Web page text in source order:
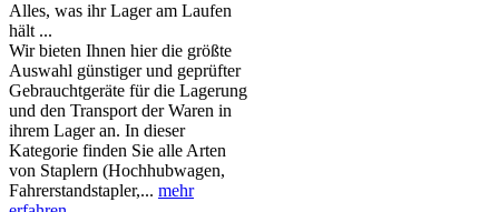
Alles, was ihr Lager am Laufen
hält ...
Wir bieten Ihnen hier die größte
Auswahl günstiger und geprüfter
Gebrauchtgeräte für die Lagerung
und den Transport der Waren in
ihrem Lager an. In dieser
Kategorie finden Sie alle Arten
von Staplern (Hochhubwagen,
Fahrerstandstapler,... mehr